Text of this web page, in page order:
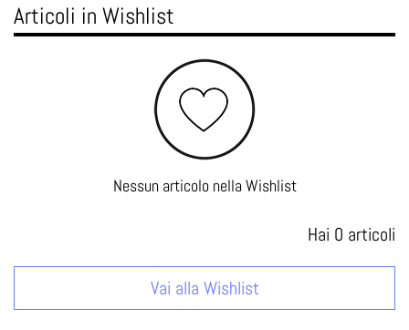
Articoli in Wishlist
Nessun articolo nella Wishlist
Hai 0 articoli
Vai alla Wishlist